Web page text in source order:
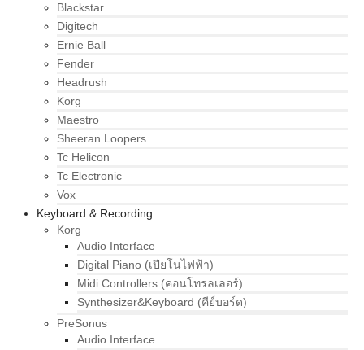
Blackstar
Digitech
Ernie Ball
Fender
Headrush
Korg
Maestro
Sheeran Loopers
Tc Helicon
Tc Electronic
Vox
Keyboard & Recording
Korg
Audio Interface
Digital Piano (เปียโนไฟฟ้า)
Midi Controllers (คอนโทรลเลอร์)
Synthesizer&Keyboard (คีย์บอร์ด)
PreSonus
Audio Interface